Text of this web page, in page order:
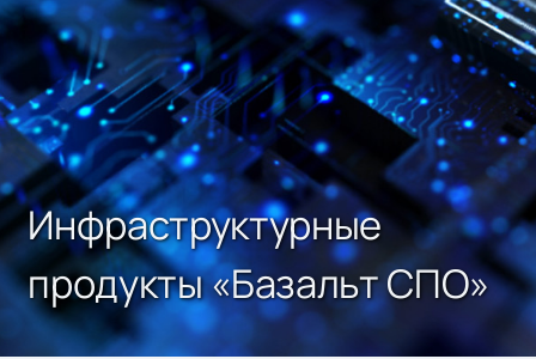
Инфраструктурные
продукты «Базальт СПО»